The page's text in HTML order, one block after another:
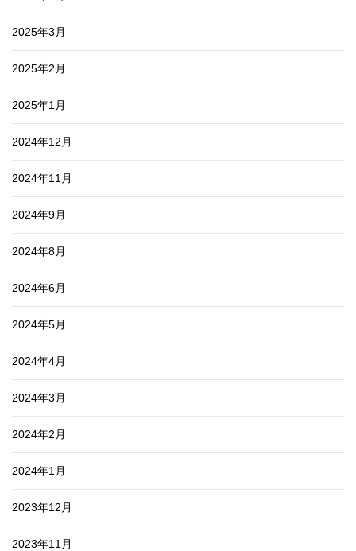
2025年3月
2025年2月
2025年1月
2024年12月
2024年11月
2024年9月
2024年8月
2024年6月
2024年5月
2024年4月
2024年3月
2024年2月
2024年1月
2023年12月
2023年11月